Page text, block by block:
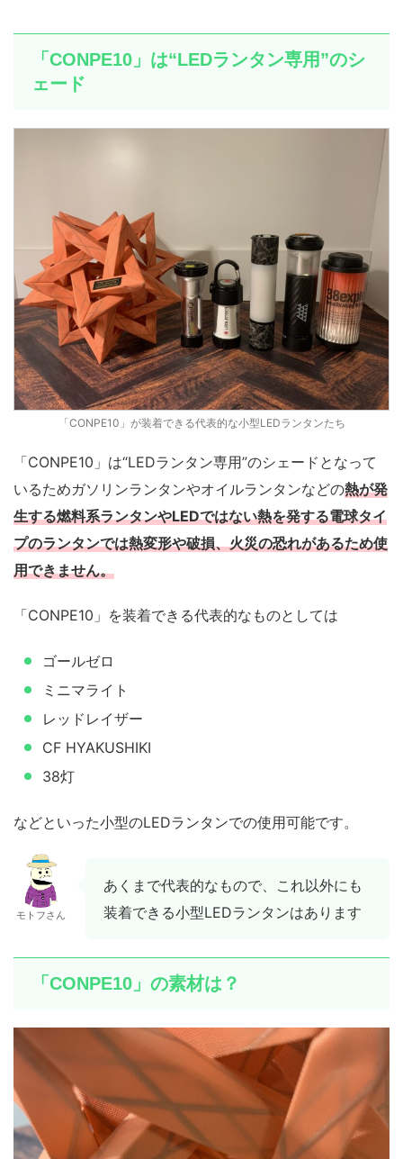
「CONPE10」は“LEDランタン専用”のシ
ェード
「CONPE10」が装着できる代表的な小型LEDランタンたち
「CONPE10」は“LEDランタン専用”のシェードとなって
いるためガソリンランタンやオイルランタンなどの熱が発
生する燃料系ランタンやLEDではない熱を発する電球タイ
プのランタンでは熱変形や破損、火災の恐れがあるため使
用できません。
「CONPE10」を装着できる代表的なものとしては
ゴールゼロ
ミニマライト
レッドレイザー
CF HYAKUSHIKI
38灯
などといった小型のLEDランタンでの使用可能です。
モトフさん
あくまで代表的なもので、これ以外にも
装着できる小型LEDランタンはあります
「CONPE10」の素材は？